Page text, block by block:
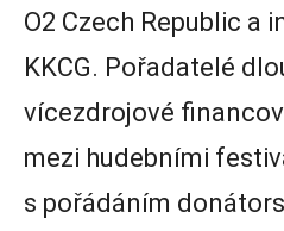
O2 Czech Republic a
KKCG. Pořadatelé
vícezdrojové
mezi hudebními
s pořádáním